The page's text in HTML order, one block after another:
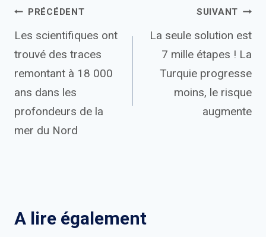
Navigation
de
l’article
PRÉCÉDENT
Les scientifiques ont
trouvé des traces
remontant à 18 000
ans dans les
profondeurs de la
mer du Nord
SUIVANT
La seule solution est
7 mille étapes ! La
Turquie progresse
moins, le risque
augmente
A lire également